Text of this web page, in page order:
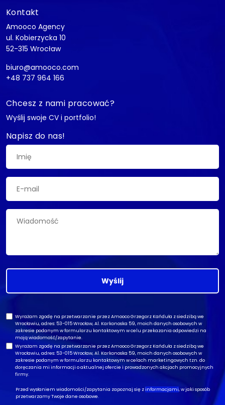
Kontakt
Amooco Agency
ul. Kobierzycka 10
52-315 Wrocław
biuro@amooco.com
+48 737 964 166
Chcesz z nami pracować?
Wyślij swoje CV i portfolio!
Napisz do nas!
Wyślij
Wyrażam zgodę na przetwarzanie przez Amooco Grzegorz Kańduła z siedzibą we
Wrocławiu, adres: 53-015 Wrocław, Al. Karkonoska 59, moich danych osobowych w
zakresie podanym w formularzu kontaktowym w celu przekazania odpowiedzi na
moją wiadomość/zapytanie.
Wyrażam zgodę na przetwarzanie przez Amooco Grzegorz Kańduła z siedzibą we
Wrocławiu, adres: 53-015 Wrocław, Al. Karkonoska 59, moich danych osobowych w
zakresie podanym w formularzu kontaktowym w celach marketingowych tzn. do
doręczania mi informacji o aktualnej ofercie i prowadzonych akcjach promocyjnych
firmy.
Przed wysłaniem wiadomości/zapytania zapoznaj się zinformacjami, w jaki sposób
przetwarzamy Twoje dane osobowe.